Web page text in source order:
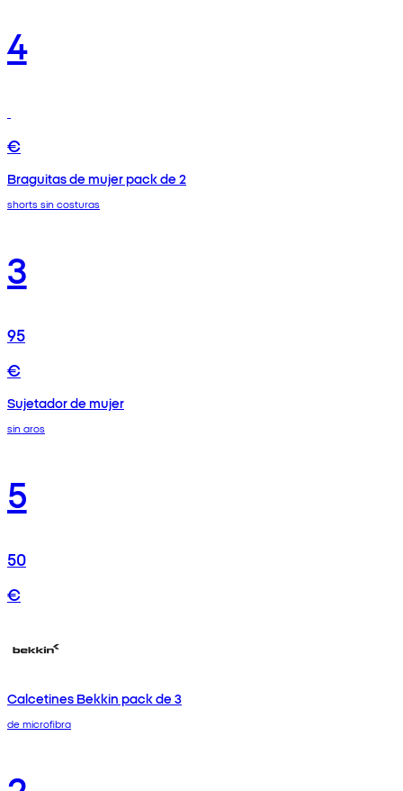
4
€
Braguitas de mujer pack de 2
shorts sin costuras
3
95
€
Sujetador de mujer
sin aros
5
50
€
Calcetines Bekkin pack de 3
de microfibra